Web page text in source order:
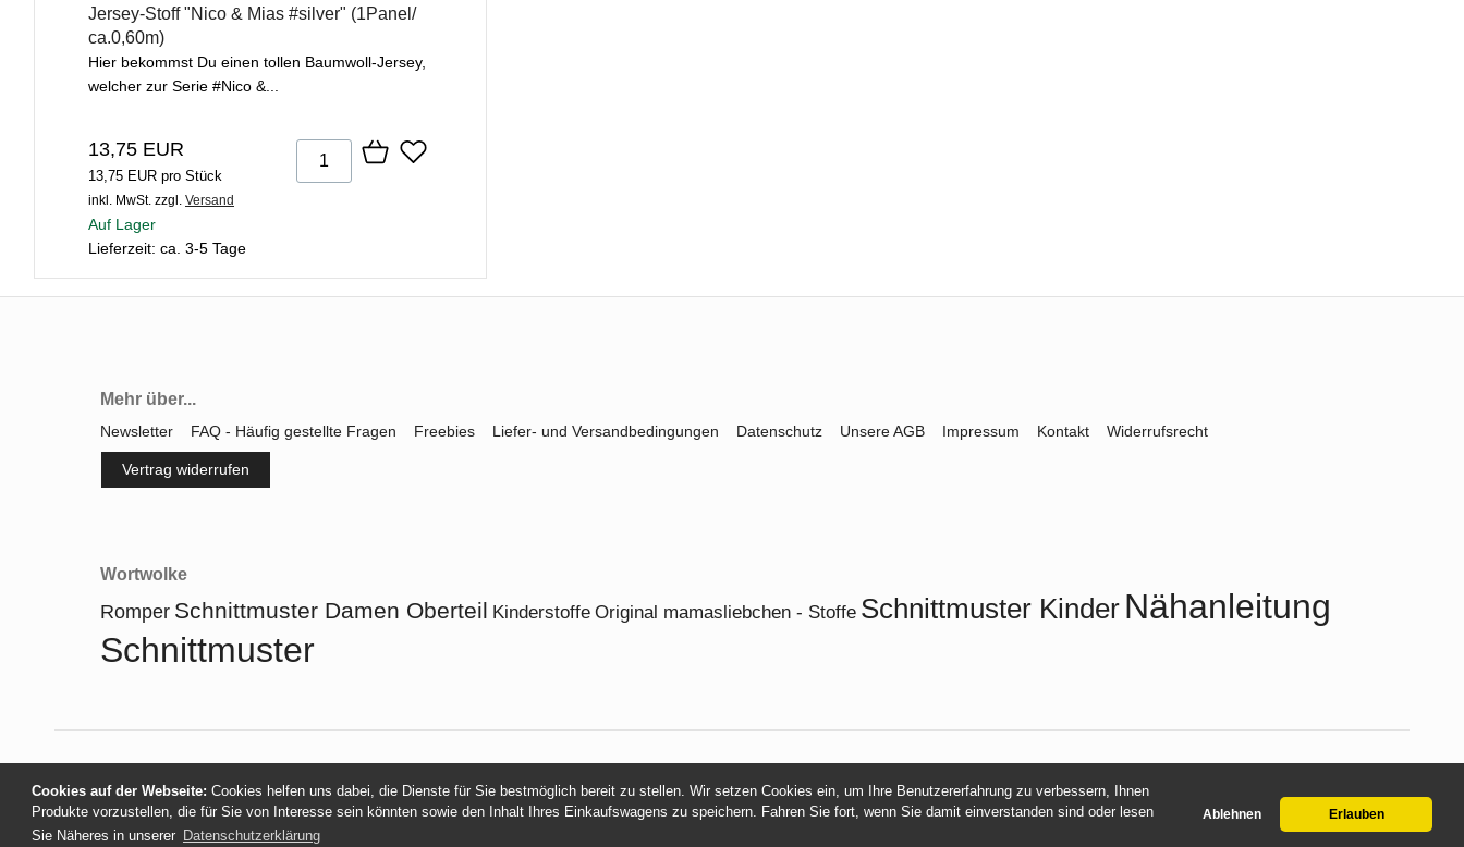
Cookies auf der Webseite: Cookies helfen uns dabei, die Dienste für Sie bestmöglich bereit zu stellen. Wir setzen Cookies ein, um Ihre Benutzererfahrung zu verbessern, Ihnen
Produkte vorzustellen, die für Sie von Interesse sein könnten sowie den Inhalt Ihres Einkaufswagens zu speichern. Fahren Sie fort, wenn Sie damit einverstanden sind oder lesen
Sie Näheres in unserer Datenschutzerklärung
Ablehnen Erlauben
Jersey-Stoff "Nico & Mias #silver" (1Panel/
ca.0,60m)
Hier bekommst Du einen tollen Baumwoll-Jersey,
welcher zur Serie #Nico &...
13,75 EUR
13,75 EUR pro Stück
inkl. MwSt. zzgl. Versand
Auf Lager
Lieferzeit: ca. 3-5 Tage
Mehr über...
Newsletter FAQ - Häufig gestellte Fragen Freebies Liefer- und Versandbedingungen Datenschutz Unsere AGB Impressum Kontakt Widerrufsrecht
Vertrag widerrufen
Wortwolke
Romper Schnittmuster Damen Oberteil Kinderstoffe Original mamasliebchen - Stoffe Schnittmuster Kinder Nähanleitung
Schnittmuster
© 2026 -mamasliebchen.de